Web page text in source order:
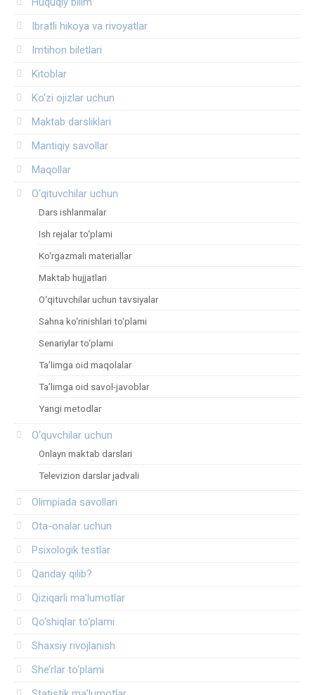
Ibratli hikoya va rivoyatlar
Imtihon biletlari
Kitoblar
Ko‘zi ojizlar uchun
Maktab darsliklari
Mantiqiy savollar
Maqollar
O‘qituvchilar uchun
Dars ishlanmalar
Ish rejalar to‘plami
Ko‘rgazmali materiallar
Maktab hujjatlari
O‘qituvchilar uchun tavsiyalar
Sahna ko‘rinishlari to‘plami
Senariylar to‘plami
Ta’limga oid maqolalar
Ta’limga oid savol-javoblar
Yangi metodlar
O‘quvchilar uchun
Onlayn maktab darslari
Televizion darslar jadvali
Olimpiada savollari
Ota-onalar uchun
Psixologik testlar
Qanday qilib?
Qiziqarli ma’lumotlar
Qo‘shiqlar to‘plami
Shaxsiy rivojlanish
She’rlar to‘plami